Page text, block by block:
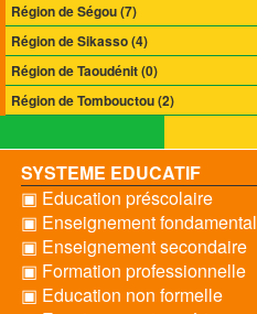
Région de Ségou (7)
Région de Sikasso (4)
Région de Taoudénit (0)
Région de Tombouctou (2)
SYSTEME EDUCATIF
▣ Education préscolaire
▣ Enseignement fondamental
▣ Enseignement secondaire
▣ Formation professionnelle
▣ Education non formelle